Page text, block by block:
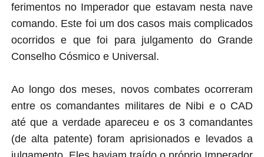
ferimentos no Imperador que estavam nesta nave
comando. Este foi um dos casos mais complicados
ocorridos e que foi para julgamento do Grande
Conselho Cósmico e Universal.
Ao longo dos meses, novos combates ocorreram
entre os comandantes militares de Nibi e o CAD
até que a verdade apareceu e os 3 comandantes
(de alta patente) foram aprisionados e levados a